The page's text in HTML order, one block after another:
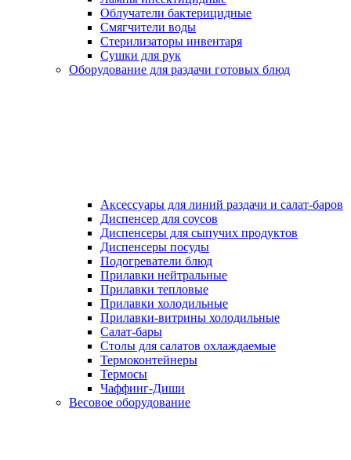
Облучатели бактерицидные
Смягчители воды
Стерилизаторы инвентаря
Сушки для рук
Оборудование для раздачи готовых блюд
Аксессуары для линий раздачи и салат-баров
Диспенсер для соусов
Диспенсеры для сыпучих продуктов
Диспенсеры посуды
Подогреватели блюд
Прилавки нейтральные
Прилавки тепловые
Прилавки холодильные
Прилавки-витрины холодильные
Салат-бары
Столы для салатов охлаждаемые
Термоконтейнеры
Термосы
Чаффинг-Диши
Весовое оборудование